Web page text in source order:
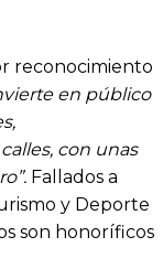
reconocimiento
en público
con unas
Fallados a
y Deporte
son honoríficos